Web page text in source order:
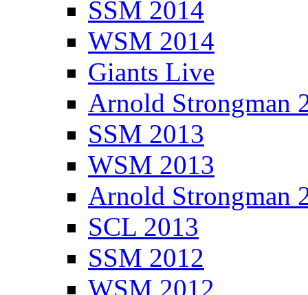
SSM 2014
WSM 2014
Giants Live
Arnold Strongman
SSM 2013
WSM 2013
Arnold Strongman
SCL 2013
SSM 2012
WSM 2012